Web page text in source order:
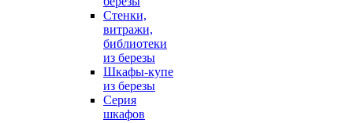
Стенки,
витражи,
библиотеки
из березы
Шкафы-купе
из березы
Серия
шкафов